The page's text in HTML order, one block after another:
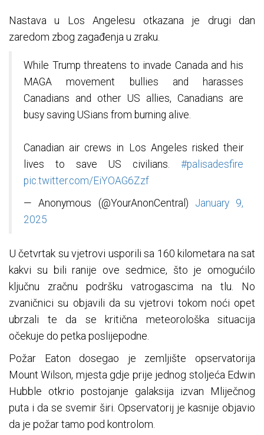
Nastava u Los Angelesu otkazana je drugi dan
zaredom zbog zagađenja u zraku.
While Trump threatens to invade Canada and his
MAGA movement bullies and harasses
Canadians and other US allies, Canadians are
busy saving USians from burning alive.
Canadian air crews in Los Angeles risked their
lives to save US civilians. #palisadesfire
pic.twitter.com/EiYOAG6Zzf
— Anonymous (@YourAnonCentral) January 9,
2025
U četvrtak su vjetrovi usporili sa 160 kilometara na sat
kakvi su bili ranije ove sedmice, što je omogućilo
ključnu zračnu podršku vatrogascima na tlu. No
zvaničnici su objavili da su vjetrovi tokom noći opet
ubrzali te da se kritična meteorološka situacija
očekuje do petka poslijepodne.
Požar Eaton dosegao je zemljište opservatorija
Mount Wilson, mjesta gdje prije jednog stoljeća Edwin
Hubble otkrio postojanje galaksija izvan Mliječnog
puta i da se svemir širi. Opservatorij je kasnije objavio
da je požar tamo pod kontrolom.